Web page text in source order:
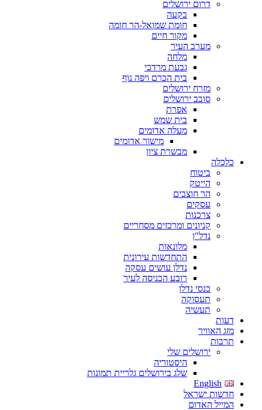
דרום ירושלים
בקעה
חומת שמואל-הר חומה
מקור חיים
מערב העיר
מלחה
גבעת מרדכי
בית הכרם ויפה נוף
מזרח ירושלים
סובב ירושלים
אפרת
בית שמש
מעלה אדומים
מישור אדומים
מבשרת ציון
כלכלה
ביטוח
הייטק
הר חוצבים
עסקים
צרכנות
קניונים ומרכזים מסחריים
נדל"ן
מלונאות
התחדשות עירונית
נדלן עושים עסקה
רובע הכניסה לעיר
כנסי נדלן
תעסוקה
תעשיה
דעות
מזג האוויר
תרבות
ירושלים שלי
היסטוריה
שלג בירושלים גלריית תמונות
English
חדשות ישראל
המייל האדום